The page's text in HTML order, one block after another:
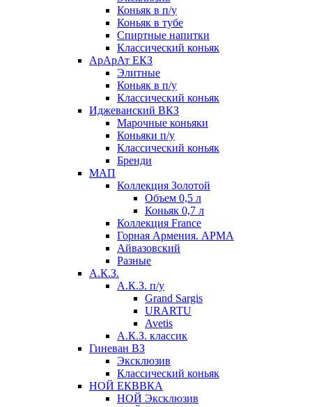
Коньяк в п/у
Коньяк в тубе
Спиртные напитки
Классический коньяк
АрАрАт ЕКЗ
Элитные
Коньяк в п/у
Классический коньяк
Иджеванский ВКЗ
Марочные коньяки
Коньяки п/у
Классический коньяк
Бренди
МАП
Коллекция Золотой
Объем 0,5 л
Коньяк 0,7 л
Коллекция France
Горная Армения. АРМА
Айвазовский
Разные
А.К.З.
А.К.З. п/у
Grand Sargis
URARTU
Avetis
А.К.З. классик
Гиневан ВЗ
Эксклюзив
Классический коньяк
НОЙ ЕКВВКА
НОЙ Эксклюзив